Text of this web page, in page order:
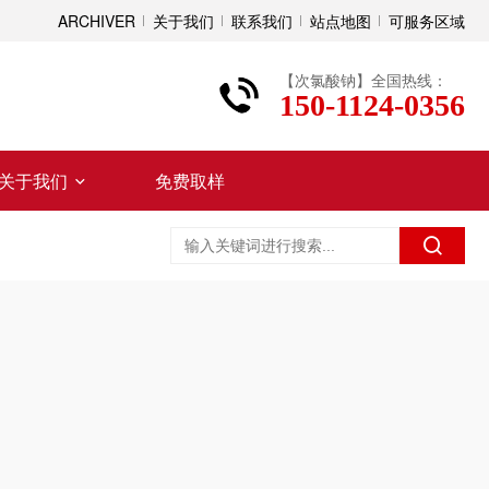
ARCHIVER 关于我们 联系我们 站点地图 可服务区域
【次氯酸钠】全国热线：
150-1124-0356
于我们 免费取样